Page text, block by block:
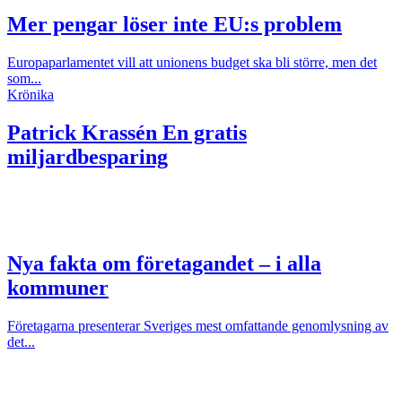
Mer pengar löser inte EU:s problem
Europaparlamentet vill att unionens budget ska bli större, men det
som...
Krönika
Patrick Krassén En gratis
miljardbesparing
Nya fakta om företagandet – i alla
kommuner
Företagarna presenterar Sveriges mest omfattande genomlysning av
det...